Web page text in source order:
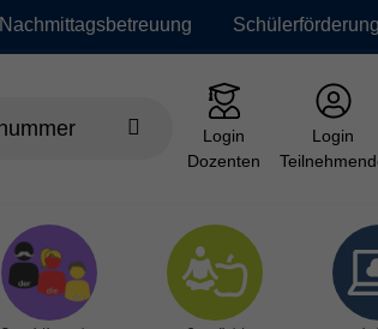
Nachmittagsbetreuung Schülerförderung
Login
Dozenten
Login